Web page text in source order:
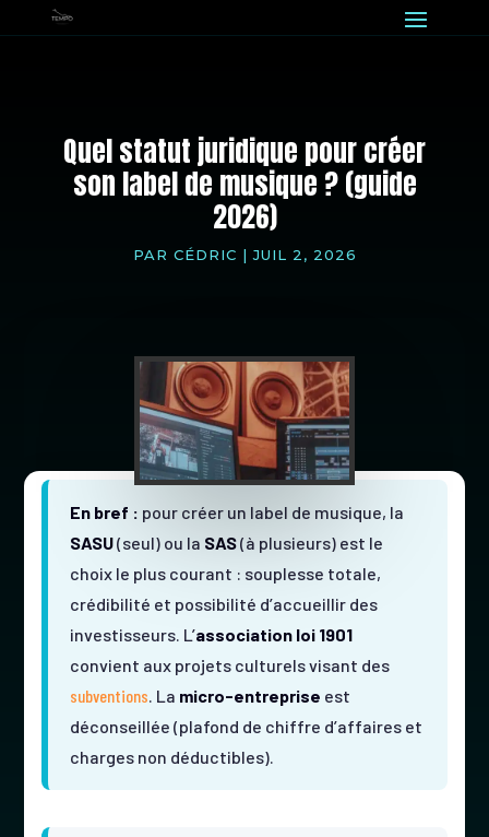
Quel statut juridique pour créer
son label de musique ? (guide
2026)
PAR CÉDRIC |JUIL 2, 2026
En bref : pour créer un label de musique, la
SASU(seul) ou la SAS(à plusieurs) est le
choix le plus courant : souplesse totale,
crédibilité et possibilité d’accueillir des
investisseurs. L’association loi 1901
convient aux projets culturels visant des
subventions . La micro-entreprise est
déconseillée (plafond de chiffre d’affaires et
charges non déductibles).